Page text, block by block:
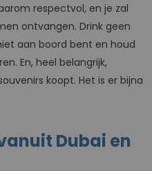
respectvol, en je zal
ontvangen. Drink geen
aan boord bent en houd
En, heel belangrijk,
koopt. Het is er bijna
Dubai en